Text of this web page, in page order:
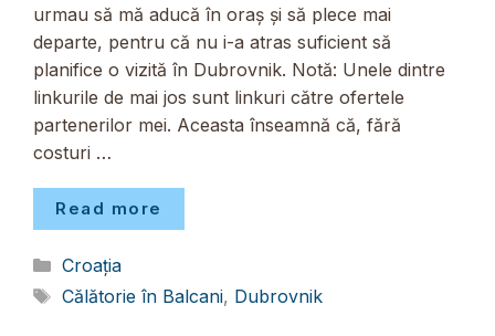
urmau să mă aducă în oraș și să plece mai
departe, pentru că nu i-a atras suficient să
planifice o vizită în Dubrovnik. Notă: Unele dintre
linkurile de mai jos sunt linkuri către ofertele
partenerilor mei. Aceasta înseamnă că, fără
costuri …
Read more
Categorii
Croația
Etichete
Călătorie în Balcani, Dubrovnik